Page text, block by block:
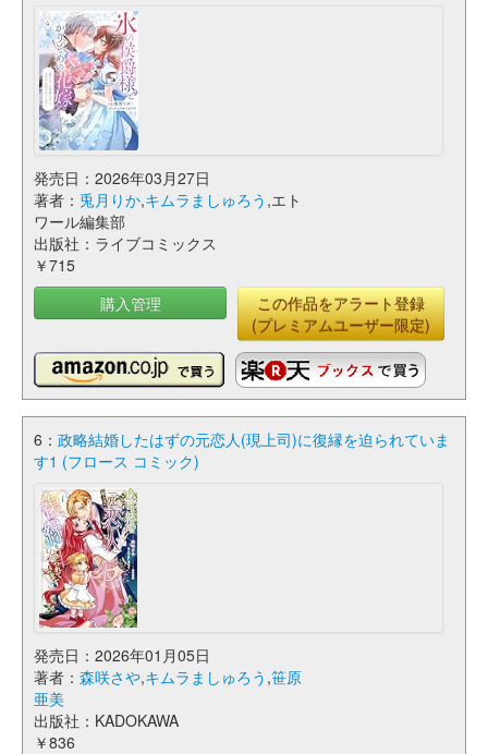
発売日：2026年03月27日
著者： 兎月りか,キムラましゅろう ,エト
ワール編集部
出版社：ライブコミックス
￥715
購入管理
この作品をアラート登録
(プレミアムユーザー限定)
6： 政略結婚したはずの元恋人(現上司)に復縁を迫られていま
す1 (フロース コミック)
発売日：2026年01月05日
著者： 森咲さや,キムラましゅろう ,笹原
亜美
出版社：KADOKAWA
￥836